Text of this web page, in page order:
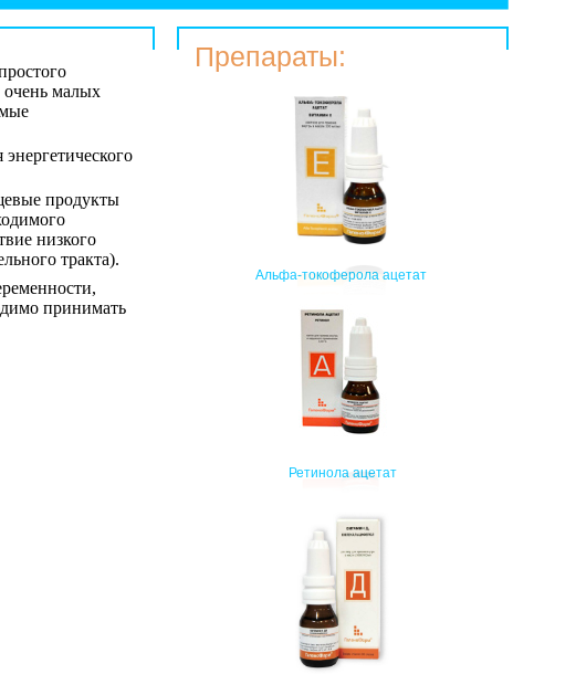
малых
продукты
низкого
тракта).
принимать
Препараты:
Альфа-токоферола ацетат
Ретинола ацетат